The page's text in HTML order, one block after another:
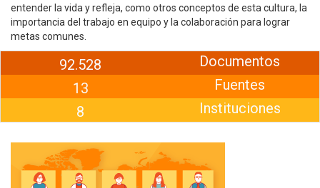
entender la vida y refleja, como otros conceptos de esta cultura, la
importancia del trabajo en equipo y la colaboración para lograr
metas comunes.
92.528
13
8
Documentos
Fuentes
Instituciones